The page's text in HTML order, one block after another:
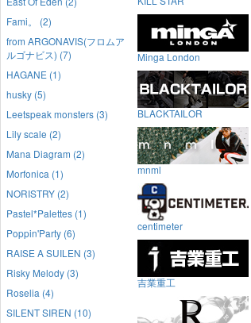
Fami。 (2)
from ARGONAVIS(フロムア
ルゴナビス) (7)
HAGANE (1)
husky (5)
Leetspeak monsters (3)
Lily scale (2)
Mana Diagram (2)
Morfonica (1)
NORISTRY (2)
Pastel*Palettes (1)
Poppin'Party (6)
RAISE A SUILEN (3)
Risky Melody (3)
Roselia (4)
SILENT SIREN (10)
Minga London
BLACKTAILOR
mnml
centimeter
吉業重工